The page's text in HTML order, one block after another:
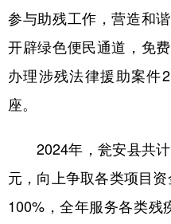
参与助残工作，营造和
开辟绿色便民通道，免
办理涉残法律援助案件
座。
2024年，瓮安县共计
元，向上争取各类项目
100%，全年服务各类